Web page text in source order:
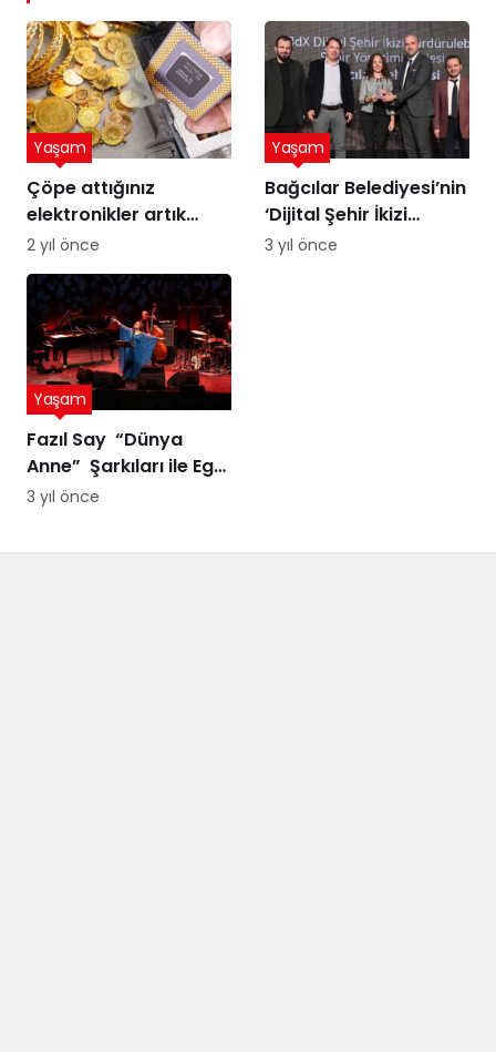
Çöpe attığınız
elektronikler artık
altına dönüşebilir!
suyuyla
Yaşam
2 yıl önce
Bağcılar Belediyesi’nin
‘Dijital Şehir İkizi
Sürdürülebilir Şehir
Yaşam
3 yıl önce
Fazıl Say “Dünya
Anne” Şarkıları ile Ege
Turnesi’nde
Yaşam
3 yıl önce